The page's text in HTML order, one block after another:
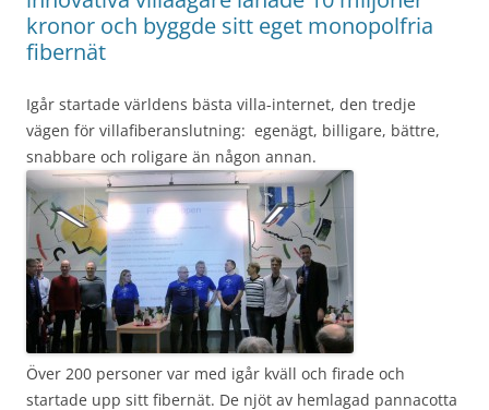
kronor och byggde sitt eget monopolfria
fibernät
Igår startade världens bästa villa-internet, den tredje
vägen för villafiberanslutning: egenägt, billigare, bättre,
snabbare och roligare än någon annan.
Över 200 personer var med igår kväll och firade och
startade upp sitt fibernät. De njöt av hemlagad pannacotta